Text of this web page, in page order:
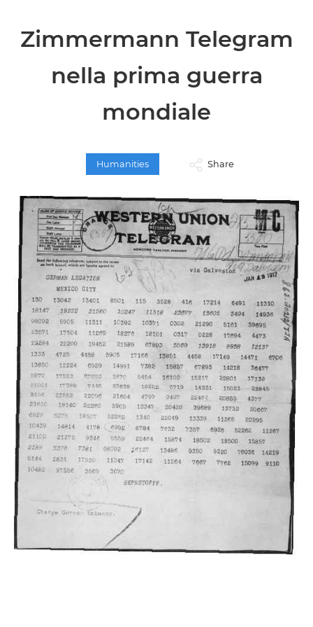
Zimmermann Telegram
nella prima guerra
mondiale
Humanities Share